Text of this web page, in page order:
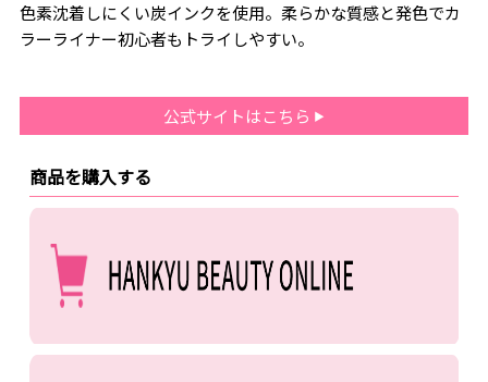
色素沈着しにくい炭インクを使用。柔らかな質感と発色でカ
ラーライナー初心者もトライしやすい。
公式サイトはこちら
商品を購入する